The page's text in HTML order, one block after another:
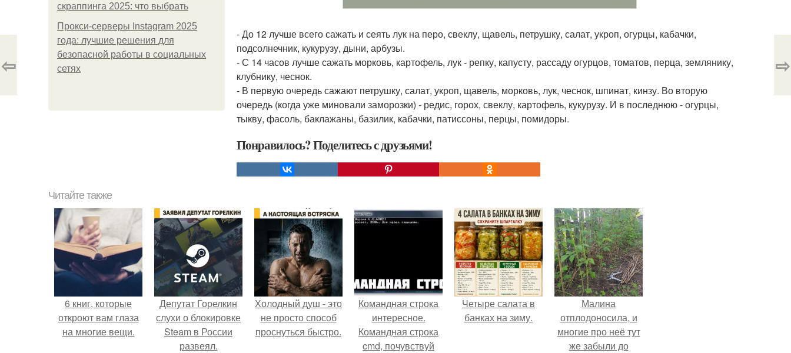
скраппинга 2025: что выбрать
Прокси-серверы Instagram 2025
года: лучшие решения для
безопасной работы в социальных
сетях
- До 12 лучше всего сажать и сеять лук на перо, свеклу, щавель, петрушку, салат, укроп, огурцы, кабачки,
подсолнечник, кукурузу, дыни, арбузы.
- С 14 часов лучше сажать морковь, картофель, лук - репку, капусту, рассаду огурцов, томатов, перца, землянику,
клубнику, чеснок.
- В первую очередь сажают петрушку, салат, укроп, щавель, морковь, лук, чеснок, шпинат, кинзу. Во вторую
очередь (когда уже миновали заморозки) - редис, горох, свеклу, картофель, кукурузу. И в последнюю - огурцы,
тыкву, фасоль, баклажаны, базилик, кабачки, патиссоны, перцы, помидоры.
Понравилось? Поделитесь с друзьями!
⇦ ⇨
Читайте также
6 книг, которые
откроют вам глаза
на многие вещи.
Депутат Горелкин
слухи о блокировке
Steam в России
развеял.
Холодный душ - это
не просто способ
проснуться быстро.
Командная строка
интересное.
Командная строка
cmd, почувствуй
Четыре салата в
банках на зиму.
Малина
отплодоносила, и
многие про неё тут
же забыли до